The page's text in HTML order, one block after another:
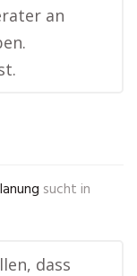
an
sucht in
dass